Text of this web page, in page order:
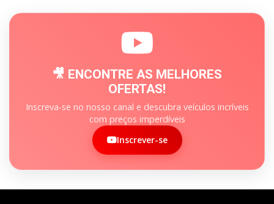
🎥 ENCONTRE AS MELHORES
OFERTAS!
Inscreva-se no nosso canal e descubra veículos incríveis
com preços imperdíveis
Inscrever-se